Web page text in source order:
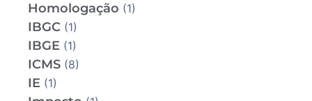
Homologação (1)
IBGC (1)
IBGE (1)
ICMS (8)
IE (1)